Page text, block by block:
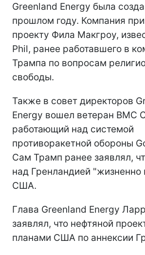
Greenland Energy была
прошлом году. Компания
проекту Фила Макгроу,
Phil, ранее работавшего в
Трампа по вопросам
свободы.
Также в совет директоров
Energy вошел ветеран ВМС
работающий над системой
противоракетной обороны
Сам Трамп ранее заявлял,
над Гренландией
США.
Глава Greenland Energy
заявлял, что нефтяной
планами США по аннексии